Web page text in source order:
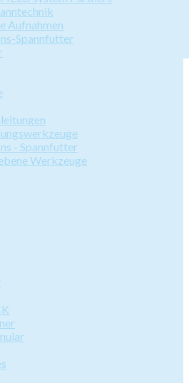
Aufnahmen
Spannfutter
- Spannfutter
Werkzeuge